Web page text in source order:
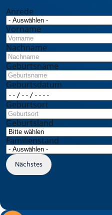
Anrede
Vorname
Nachname
Geburtsname
Geburtsdatum
Geburtsort
Geburtsland
Familienstand